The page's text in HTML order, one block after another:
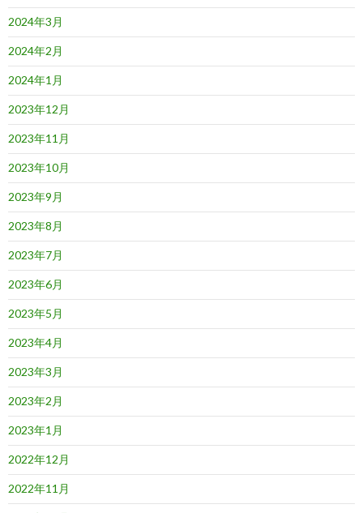
2024年3月
2024年2月
2024年1月
2023年12月
2023年11月
2023年10月
2023年9月
2023年8月
2023年7月
2023年6月
2023年5月
2023年4月
2023年3月
2023年2月
2023年1月
2022年12月
2022年11月